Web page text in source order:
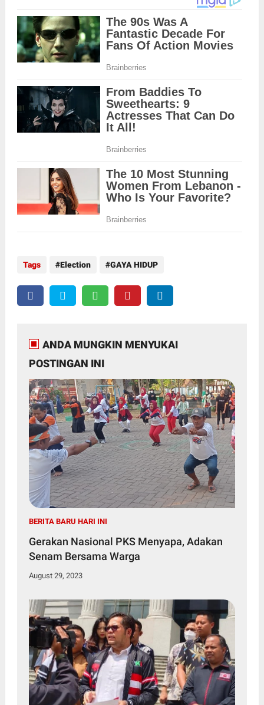
Tags Election GAYA HIDUP
ANDA MUNGKIN MENYUKAI
POSTINGAN INI
BERITA BARU HARI INI
Gerakan Nasional PKS Menyapa, Adakan
Senam Bersama Warga
August 29, 2023